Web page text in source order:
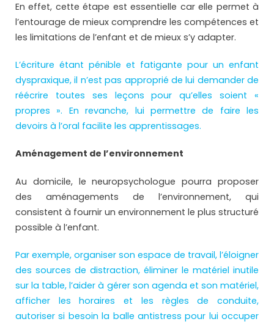
En effet, cette étape est essentielle car elle permet à
l’entourage de mieux comprendre les compétences et
les limitations de l’enfant et de mieux s’y adapter.
L’écriture étant pénible et fatigante pour un enfant
dyspraxique, il n’est pas approprié de lui demander de
réécrire toutes ses leçons pour qu’elles soient «
propres ». En revanche, lui permettre de faire les
devoirs à l’oral facilite les apprentissages.
Aménagement de l’environnement
Au domicile, le neuropsychologue pourra proposer
des aménagements de l’environnement, qui
consistent à fournir un environnement le plus structuré
possible à l’enfant.
Par exemple, organiser son espace de travail, l’éloigner
des sources de distraction, éliminer le matériel inutile
sur la table, l’aider à gérer son agenda et son matériel,
afficher les horaires et les règles de conduite,
autoriser si besoin la balle antistress pour lui occuper